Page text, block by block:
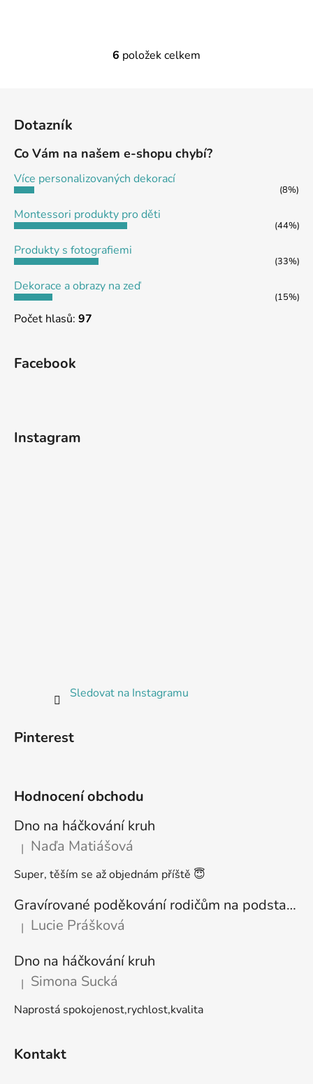
O
c
p
v
6 položek celkem
Dotazník
Co Vám na našem e-shopu chybí?
Více personalizovaných dekorací
(8%)
Montessori produkty pro děti
(44%)
Produkty s fotografiemi
(33%)
Dekorace a obrazy na zeď
(15%)
Počet hlasů: 97
Facebook
Instagram
Sledovat na Instagramu
Pinterest
Hodnocení obchodu
Dno na háčkování kruh
Hodnocení produktu je 5 z 5 hvězdiček.
| Naďa Matiášová
Super, těším se až objednám příště 😇
Gravírované poděkování rodičům na podstavci
Hodnocení produktu je 5 z 5 hvězdiček.
| Lucie Prášková
Dno na háčkování kruh
Hodnocení produktu je 5 z 5 hvězdiček.
| Simona Sucká
Naprostá spokojenost,rychlost,kvalita
Kontakt